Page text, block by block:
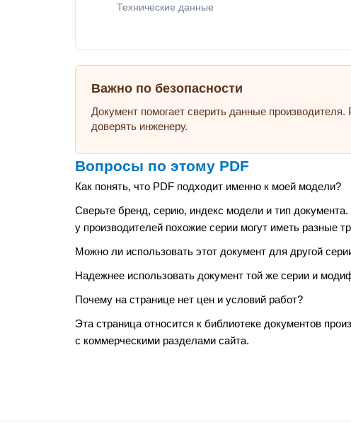
Технические данные
Важно по безопасности
Документ помогает сверить данные
доверять инженеру.
Вопросы по этому PDF
Как понять, что PDF подходит именно к моей модели?
Сверьте бренд, серию, индекс модели и тип
у производителей похожие серии могут иметь разные
Можно ли использовать этот документ для другой
Надежнее использовать документ той же серии и
Почему на странице нет цен и условий работ?
Эта страница относится к библиотеке документов
с коммерческими разделами сайта.